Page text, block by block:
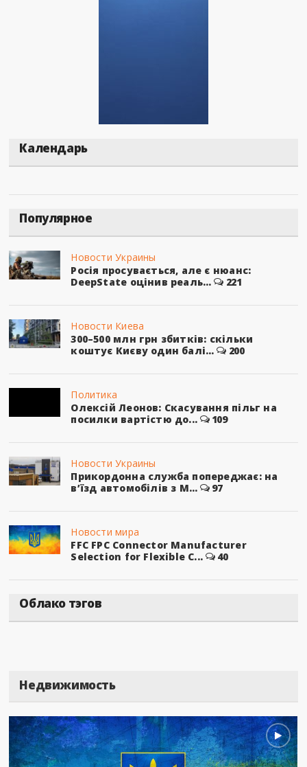
Календарь
Популярное
Новости Украины
Росія просувається, але є нюанс:
DeepState оцінив реаль...
221
Новости Киева
300–500 млн грн збитків: скільки
коштує Києву один балі...
200
Политика
Олексій Леонов: Скасування пільг на
посилки вартістю до...
109
Новости Украины
Прикордонна служба попереджає: на
в’їзд автомобілів з М...
97
Новости мира
FFC FPC Connector Manufacturer
Selection for Flexible C...
40
Облако тэгов
Недвижимость